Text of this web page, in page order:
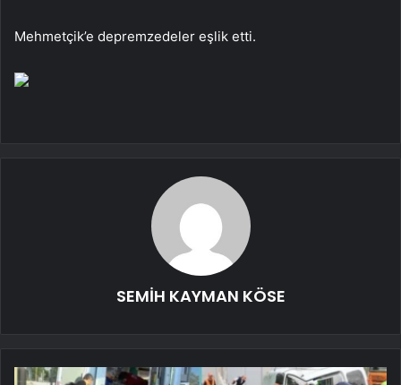
Mehmetçik’e depremzedeler eşlik etti.
SEMİH KAYMAN KÖSE